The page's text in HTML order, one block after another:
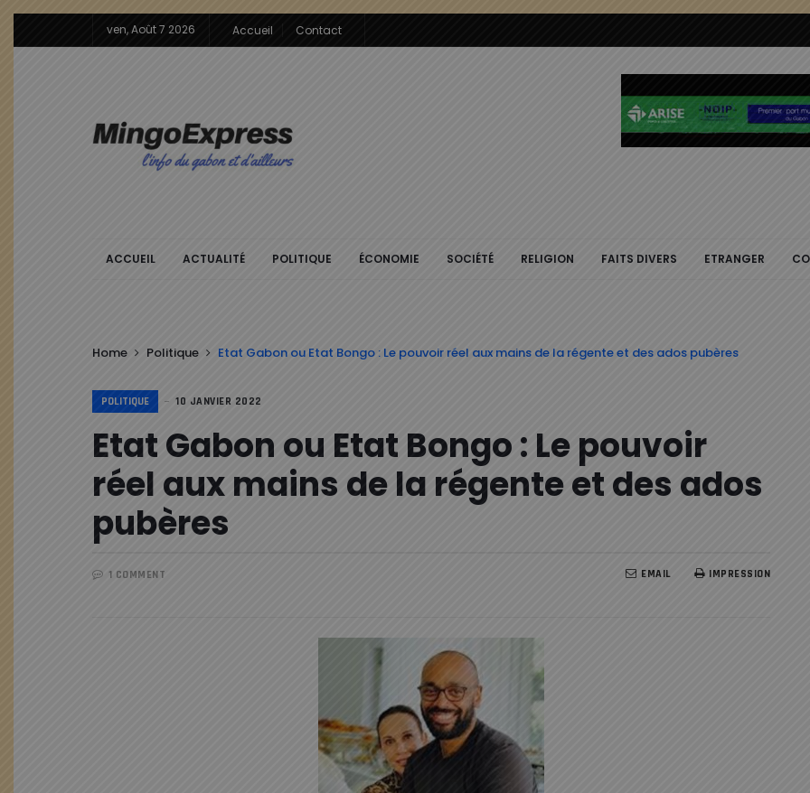
ven, Août 7 2026 Accueil Contact
ACCUEIL ACTUALITÉ POLITIQUE ÉCONOMIE SOCIÉTÉ RELIGION FAITS DIVERS ETRANGER
Home Politique Etat Gabon ou Etat Bongo : Le pouvoir réel aux mains de la régente et des ados pubères
POLITIQUE 10 JANVIER 2022
Etat Gabon ou Etat Bongo : Le pouvoir
réel aux mains de la régente et des ados
pubères
1 COMMENT IMPRESSION
EMAIL